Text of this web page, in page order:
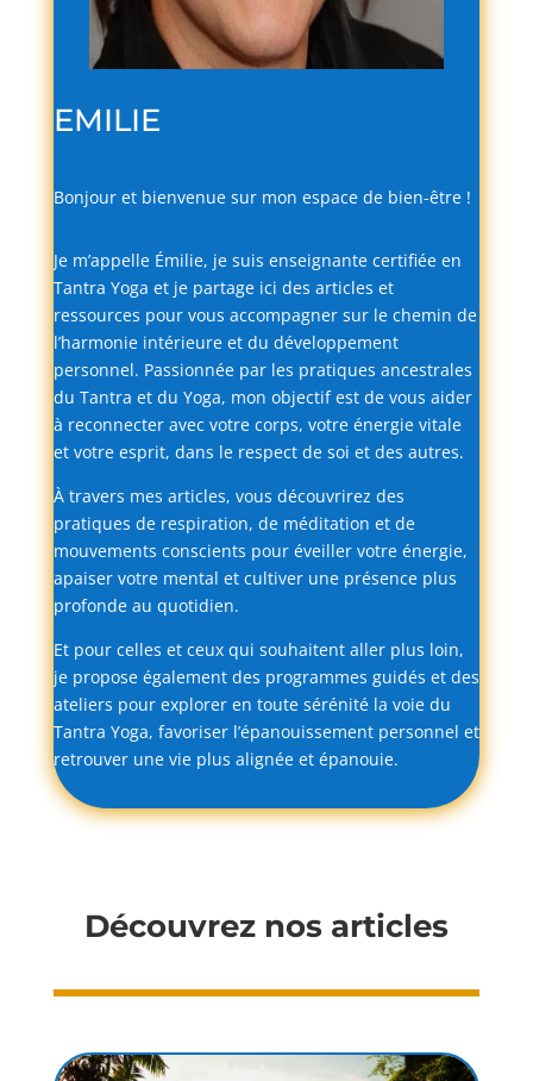
EMILIE
Bonjour et bienvenue sur mon espace de bien-être !
Je m’appelle Émilie, je suis enseignante certifiée en
Tantra Yoga et je partage ici des articles et
ressources pour vous accompagner sur le chemin de
l’harmonie intérieure et du développement
personnel. Passionnée par les pratiques ancestrales
du Tantra et du Yoga, mon objectifest de vous aider
à reconnecter avec votre corps, votre énergie vitale
et votre esprit, dans le respect de soi et des autres.
À travers mes articles, vous découvrirez des
pratiques de respiration, de méditation et de
mouvements conscients pour éveiller votre énergie,
apaiser votre mental et cultiver une présence plus
profonde au quotidien.
Et pour celles et ceux qui souhaitent aller plus loin,
je propose également des programmes guidés et des
ateliers pour explorer en toute sérénité la voie du
Tantra Yoga, favoriser l’épanouissement personnel et
retrouver une vie plus alignée et épanouie.
Découvrez nos articles